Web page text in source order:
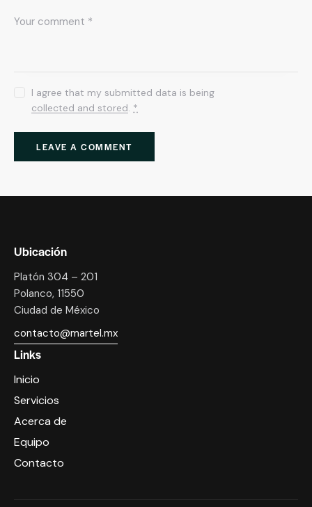
I agree that my submitted data is being
collected and stored. *
Ubicación
Platón 304 – 201
Polanco, 11550
Ciudad de México
contacto@martel.mx
Links
Inicio
Servicios
Acerca de
Equipo
Contacto